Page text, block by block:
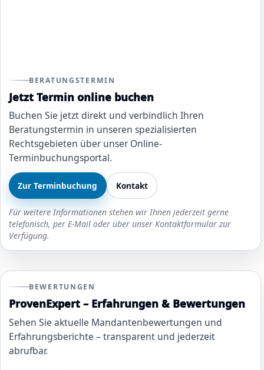
BERATUNGSTERMIN
Jetzt Termin online buchen
Buchen Sie jetzt direkt und verbindlich Ihren
Beratungstermin in unseren spezialisierten
Rechtsgebieten über unser Online-
Terminbuchungsportal.
Zur Terminbuchung Kontakt
Für weitere Informationen stehen wir Ihnen jederzeit gerne
telefonisch, per E-Mail oder über unser Kontaktformular zur
Verfügung.
BEWERTUNGEN
ProvenExpert – Erfahrungen & Bewertungen
Sehen Sie aktuelle Mandantenbewertungen und
Erfahrungsberichte – transparent und jederzeit
abrufbar.